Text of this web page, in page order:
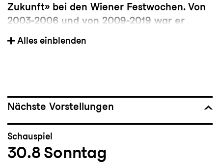
Zukunft» bei den Wiener Festwochen. Von
2003-2006 und von 2009-2019 war er
Ensemblemitglied am Schauspielhaus
Zürich. Gastengagements führten ihn
Alles einblenden
Nächste Vorstellungen
Schauspiel
30.8 Sonntag